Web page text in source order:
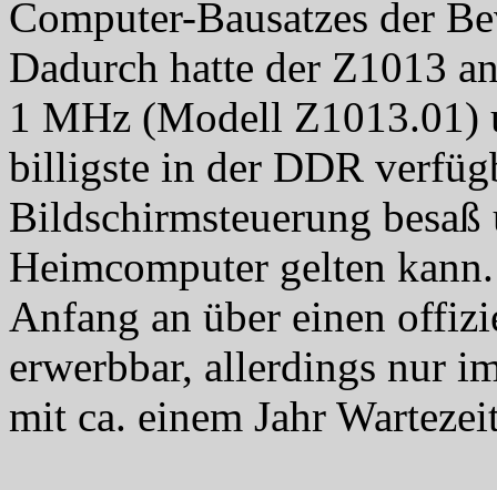
Computer-Bausatzes der
Dadurch hatte der Z1013
1 MHz (Modell Z1013.01)
billigste in der DDR
Bildschirmsteuerung
Heimcomputer gelten
Anfang an über einen
erwerbbar, allerdings nur
mit ca. einem Jahr